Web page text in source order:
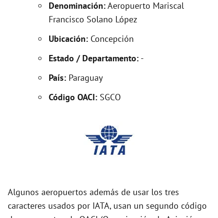
i
d
Denominación:Aeropuerto Mariscal
Francisco Solano López
Ubicación: Concepción
Estado / Departamento: -
País: Paraguay
Código OACI: SGCO
Algunos aeropuertos además de usar los tres
caracteres usados por IATA, usan un segundo código